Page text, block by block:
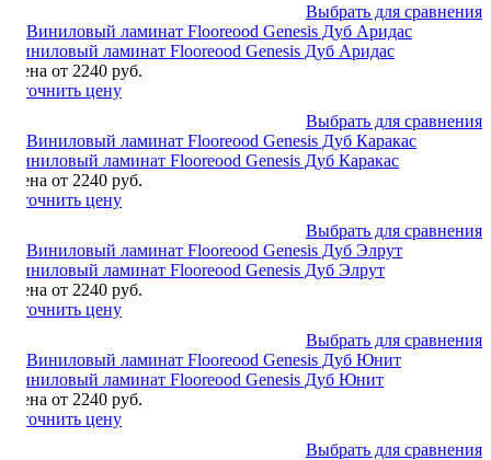
Выбрать для сравнения
Виниловый ламинат Flooreood Genesis Дуб Аридас
Цена от 2240 руб.
Уточнить цену
Выбрать для сравнения
Виниловый ламинат Flooreood Genesis Дуб Каракас
Цена от 2240 руб.
Уточнить цену
Выбрать для сравнения
Виниловый ламинат Flooreood Genesis Дуб Элрут
Цена от 2240 руб.
Уточнить цену
Выбрать для сравнения
Виниловый ламинат Flooreood Genesis Дуб Юнит
Цена от 2240 руб.
Уточнить цену
Выбрать для сравнения